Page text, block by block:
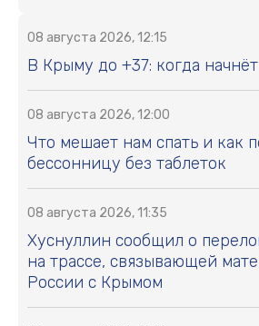
08 августа 2026, 12:15
В Крыму до +37: когда
08 августа 2026, 12:00
Что мешает нам спать и как
бессонницу без таблеток
08 августа 2026, 11:35
Хуснуллин сообщил о
на трассе, связывающей
России с Крымом